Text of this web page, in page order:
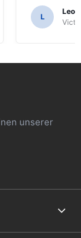
L
unserer